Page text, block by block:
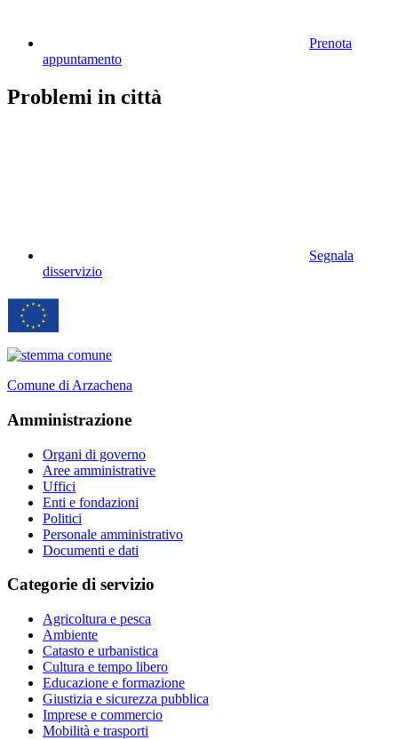
Prenota
appuntamento
Problemi in città
Segnala
disservizio
Comune di Arzachena
Amministrazione
Organi di governo
Aree amministrative
Uffici
Enti e fondazioni
Politici
Personale amministrativo
Documenti e dati
Categorie di servizio
Agricoltura e pesca
Ambiente
Catasto e urbanistica
Cultura e tempo libero
Educazione e formazione
Giustizia e sicurezza pubblica
Imprese e commercio
Mobilità e trasporti